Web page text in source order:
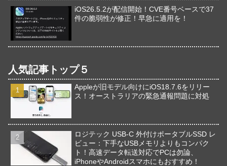
iOS26.5.2が配信開始！CVE番号ベースで37
件の脆弱性が修正！早急に適用を！
人気記事トップ５
Appleが旧モデル向けにiOS18.7.6をリリー
ス！オーストラリアの緊急通報問題に対処
ロジテック USB-C 外付けポータブルSSD レ
ビュー：下手なUSBメモリよりもコンパク
ト！高速データ転送対応でPCは勿論、
iPhoneやAndroidスマホにもおすすめ！